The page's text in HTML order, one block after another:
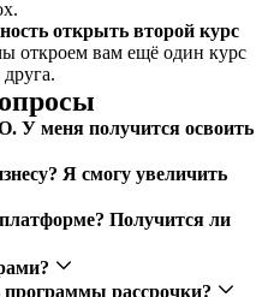
открыть второй курс
откроем вам ещё один курс
У меня получится освоить
Я смогу увеличить
Получится ли
программы рассрочки?